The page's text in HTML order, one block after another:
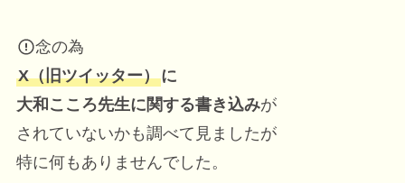
念の為
X（旧ツイッター）に
大和こころ先生に関する書き込みが
されていないかも調べて見ましたが
特に何もありませんでした。